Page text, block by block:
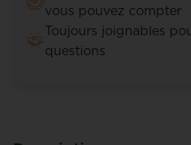
vous pouvez compter
Toujours joignables
questions